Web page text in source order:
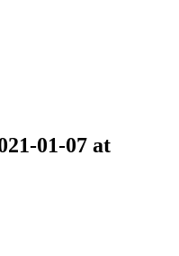
01-07 at